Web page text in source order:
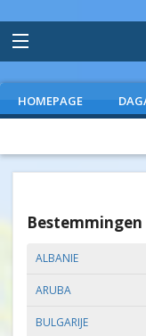
HOMEPAGE
Bestemmingen
ALBANIE
ARUBA
BULGARIJE